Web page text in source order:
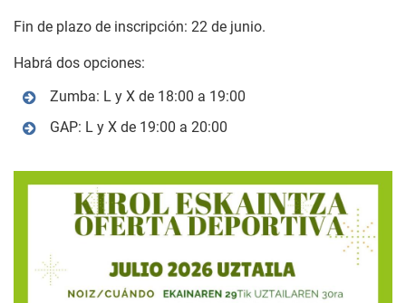
Fin de plazo de inscripción: 22 de junio.
Habrá dos opciones:
Zumba: L y X de 18:00 a 19:00
GAP: L y X de 19:00 a 20:00